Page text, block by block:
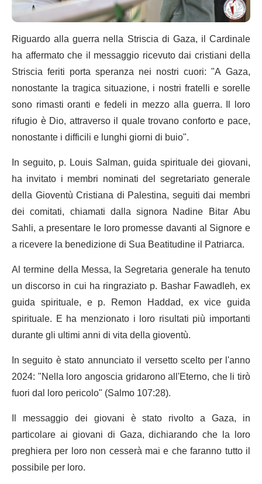
Riguardo alla guerra nella Striscia di Gaza, il Cardinale
ha affermato che il messaggio ricevuto dai cristiani della
Striscia feriti porta speranza nei nostri cuori: "A Gaza,
nonostante la tragica situazione, i nostri fratelli e sorelle
sono rimasti oranti e fedeli in mezzo alla guerra. Il loro
rifugio è Dio, attraverso il quale trovano conforto e pace,
nonostante i difficili e lunghi giorni di buio".
In seguito, p. Louis Salman, guida spirituale dei giovani,
ha invitato i membri nominati del segretariato generale
della Gioventù Cristiana di Palestina, seguiti dai membri
dei comitati, chiamati dalla signora Nadine Bitar Abu
Sahli, a presentare le loro promesse davanti al Signore e
a ricevere la benedizione di Sua Beatitudine il Patriarca.
Al termine della Messa, la Segretaria generale ha tenuto
un discorso in cui ha ringraziato p. Bashar Fawadleh, ex
guida spirituale, e p. Remon Haddad, ex vice guida
spirituale. E ha menzionato i loro risultati più importanti
durante gli ultimi anni di vita della gioventù.
In seguito è stato annunciato il versetto scelto per l'anno
2024: "Nella loro angoscia gridarono all'Eterno, che li tirò
fuori dal loro pericolo" (Salmo 107:28).
Il messaggio dei giovani è stato rivolto a Gaza, in
particolare ai giovani di Gaza, dichiarando che la loro
preghiera per loro non cesserà mai e che faranno tutto il
possibile per loro.